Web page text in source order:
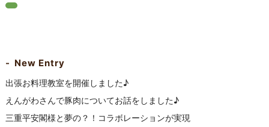
New Entry
出張お料理教室を開催しました♪
えんがわさんで豚肉についてお話をしました♪
三重平安閣様と夢の？！コラボレーションが実現